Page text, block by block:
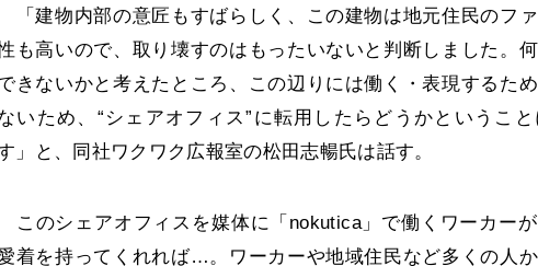
「建物内部の意匠もすばらしく、この建物は地元住民のフ
も高いので、取り壊すのはもったいないと判断しました。
きないかと考えたところ、この辺りには働く・表現するた
いため、“シェアオフィス”に転用したらどうかというこ
」と、同社ワクワク広報室の松田志暢氏は話す。
このシェアオフィスを媒体に「nokutica」で働くワーカー
着を持ってくれれば…。ワーカーや地域住民など多くの人